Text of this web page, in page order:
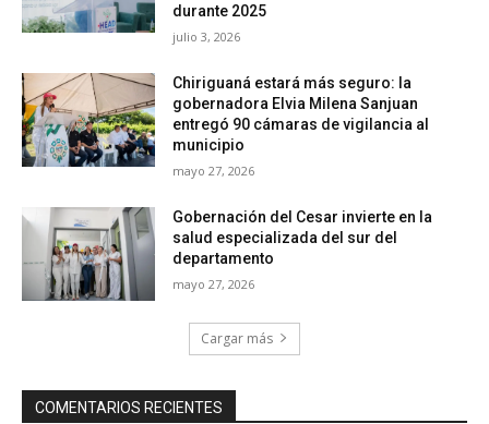
durante 2025
julio 3, 2026
Chiriguaná estará más seguro: la
gobernadora Elvia Milena Sanjuan
entregó 90 cámaras de vigilancia al
municipio
mayo 27, 2026
Gobernación del Cesar invierte en la
salud especializada del sur del
departamento
mayo 27, 2026
Cargar más
COMENTARIOS RECIENTES